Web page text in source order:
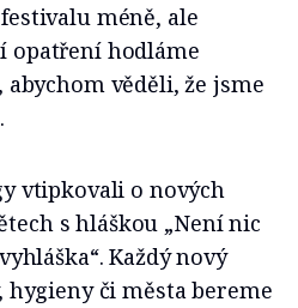
méně, ale
opatření hodláme
věděli, že jsme
vtipkovali o nových
s hláškou „Není nic
Každý nový
či města bereme